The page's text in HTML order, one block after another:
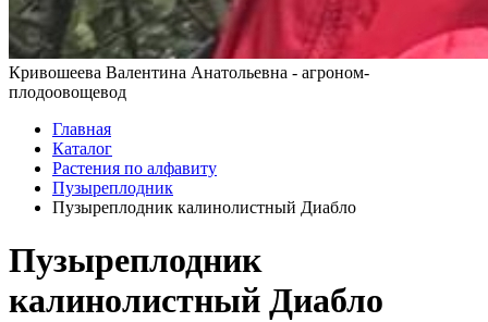
Кривошеева Валентина Анатольевна - агроном-
плодоовощевод
Главная
Каталог
Растения по алфавиту
Пузыреплодник
Пузыреплодник калинолистный Диабло
Пузыреплодник
калинолистный Диабло